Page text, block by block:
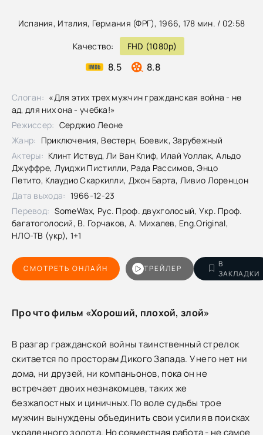
Испания, Италия, Германия (ФРГ), 1966, 178 мин. / 02:58
Качество: FHD (1080p)
8.5 8.8
СМОТРЕТЬ ОНЛАЙН ТРЕЙЛЕР
В
ЗАКЛАДКИ
Слоган: «Для этих трех мужчин гражданская война - не
ад, для них она - учебка!»
Режиссер: Серджио Леоне
Жанр: Приключения, Вестерн, Боевик, Зарубежный
Актеры: Клинт Иствуд, Ли Ван Клиф, Илай Уоллак, Альдо
Джуффре, Луиджи Пистилли, Рада Рассимов, Энцо
Петито, Клаудио Скаркилли, Джон Барта, Ливио Лоренцон
Дата выхода: 1966-12-23
Перевод: SomeWax, Рус. Проф. двухголосый, Укр. Проф.
багатоголосий, В. Горчаков, А. Михалев, Eng.Original,
НЛО-ТВ (укр), 1+1
Про что фильм «Хороший, плохой, злой»
В разгар гражданской войны таинственный стрелок
скитается по просторам Дикого Запада. У него нет ни
дома, ни друзей, ни компаньонов, пока он не
встречает двоих незнакомцев, таких же
безжалостных и циничных.По воле судьбы трое
мужчин вынуждены объединить свои усилия в поисках
украденного золота. Но совместная работа - не самое